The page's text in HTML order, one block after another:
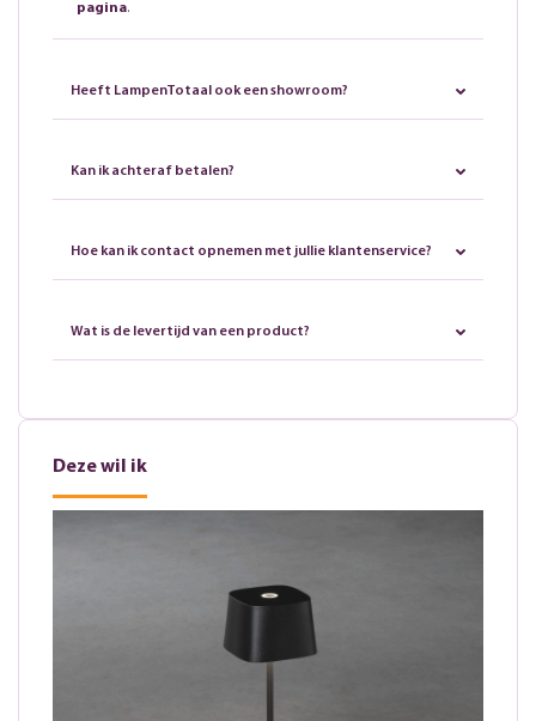
pagina.
Heeft LampenTotaal ook een showroom?
Kan ik achteraf betalen?
Hoe kan ik contact opnemen met jullie klantenservice?
Wat is de levertijd van een product?
Deze wil ik